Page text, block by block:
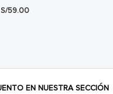
S/59.00
EN NUESTRA SECCIÓN